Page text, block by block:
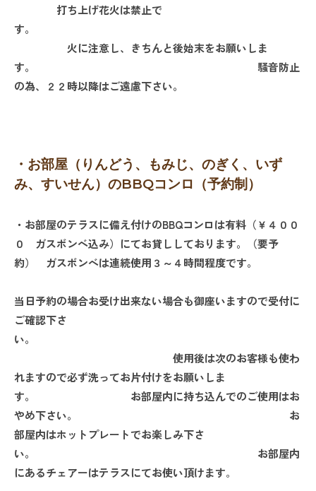
打ち上げ花火は禁止で
す。
火に注意し、きちんと後始末をお願いしま
す。 騒音防止
の為、２２時以降はご遠慮下さい。
・お部屋（りんどう、もみじ、のぎく、いず
み、すいせん）のBBQコンロ（予約制）
・お部屋のテラスに備え付けのBBQコンロは有料（￥４００
０ ガスボンベ込み）にてお貸ししております。（要予
約）
ガスボンベは連続使用３～４時間程度です。
当日予約の場合お受け出来ない場合も御座いますので受付に
ご確認下さ
い。
使用後は次のお客様も使わ
れますので必ず洗ってお片付けをお願いしま
す。 お部屋内に持ち込んでのご使用はお
やめ下さい。 お
部屋内はホットプレートでお楽しみ下さ
い。 お部屋内
にあるチェアーはテラスにてお使い頂けます。